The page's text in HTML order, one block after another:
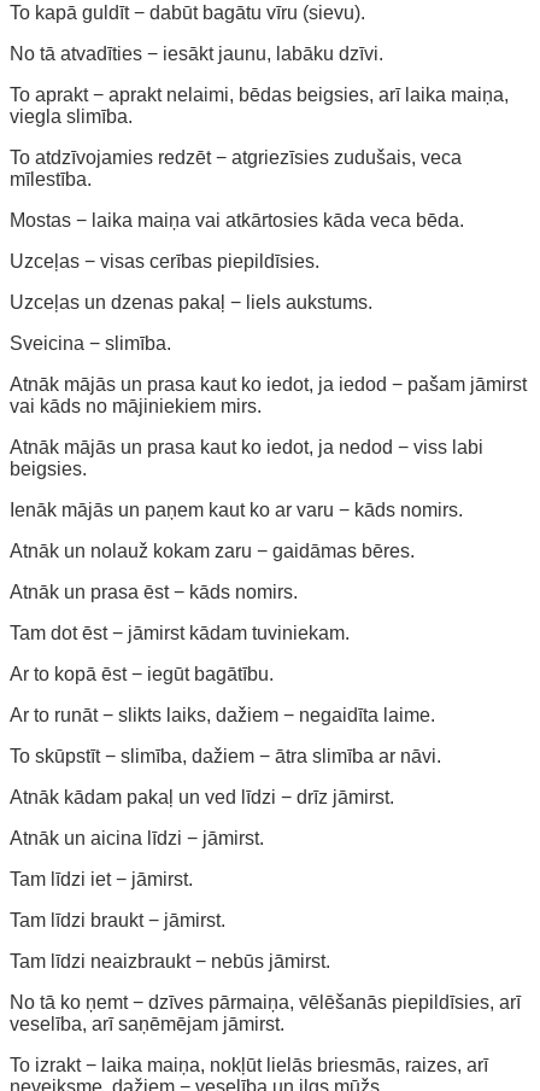
To kapā guldīt − dabūt bagātu vīru (sievu).
No tā atvadīties − iesākt jaunu, labāku dzīvi.
To aprakt − aprakt nelaimi, bēdas beigsies, arī laika maiņa,
viegla slimība.
To atdzīvojamies redzēt − atgriezīsies zudušais, veca
mīlestība.
Mostas − laika maiņa vai atkārtosies kāda veca bēda.
Uzceļas − visas cerības piepildīsies.
Uzceļas un dzenas pakaļ − liels aukstums.
Sveicina − slimība.
Atnāk mājās un prasa kaut ko iedot, ja iedod − pašam jāmirst
vai kāds no mājiniekiem mirs.
Atnāk mājās un prasa kaut ko iedot, ja nedod − viss labi
beigsies.
Ienāk mājās un paņem kaut ko ar varu − kāds nomirs.
Atnāk un nolauž kokam zaru − gaidāmas bēres.
Atnāk un prasa ēst − kāds nomirs.
Tam dot ēst − jāmirst kādam tuviniekam.
Ar to kopā ēst − iegūt bagātību.
Ar to runāt − slikts laiks, dažiem − negaidīta laime.
To skūpstīt − slimība, dažiem − ātra slimība ar nāvi.
Atnāk kādam pakaļ un ved līdzi − drīz jāmirst.
Atnāk un aicina līdzi − jāmirst.
Tam līdzi iet − jāmirst.
Tam līdzi braukt − jāmirst.
Tam līdzi neaizbraukt − nebūs jāmirst.
No tā ko ņemt − dzīves pārmaiņa, vēlēšanās piepildīsies, arī
veselība, arī saņēmējam jāmirst.
To izrakt − laika maiņa, nokļūt lielās briesmās, raizes, arī
neveiksme, dažiem − veselība un ilgs mūžs.